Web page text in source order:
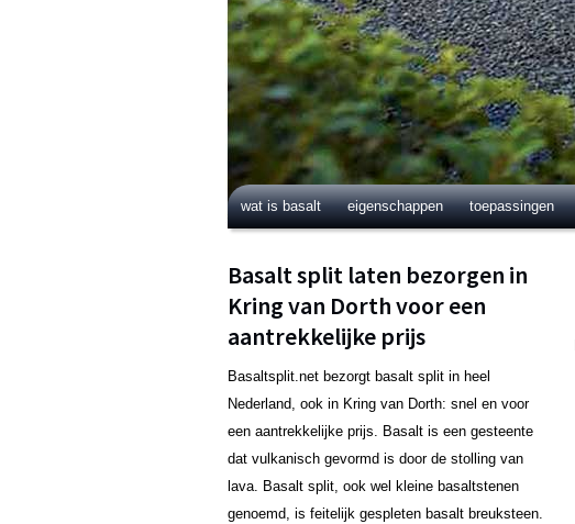
wat is basalt eigenschappen toepassingen
Basalt split laten bezorgen in
Kring van Dorth voor een
aantrekkelijke prijs
Basaltsplit.net bezorgt basalt split in heel
Nederland, ook in Kring van Dorth: snel en voor
een aantrekkelijke prijs. Basalt is een gesteente
dat vulkanisch gevormd is door de stolling van
lava. Basalt split, ook wel kleine basaltstenen
genoemd, is feitelijk gespleten basalt breuksteen.